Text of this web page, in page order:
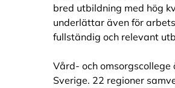
bred utbildning med hög
underlättar även för
fullständig och relevant
Vård- och
Sverige. 22 regioner